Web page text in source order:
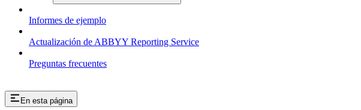
Informes de ejemplo
Actualización de ABBYY Reporting Service
Preguntas frecuentes
En esta página